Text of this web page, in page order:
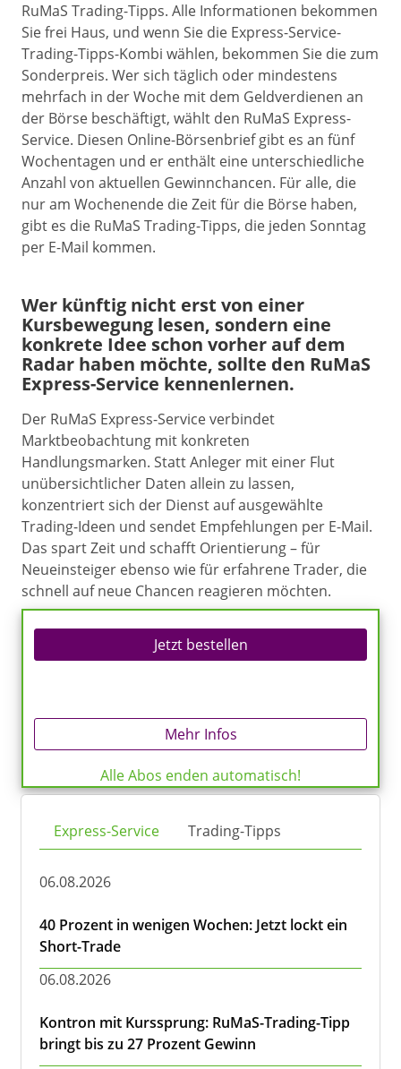
RuMaS Trading-Tipps. Alle Informationen bekommen
Sie frei Haus, und wenn Sie die Express-Service-
Trading-Tipps-Kombi wählen, bekommen Sie die zum
Sonderpreis. Wer sich täglich oder mindestens
mehrfach in der Woche mit dem Geldverdienen an
der Börse beschäftigt, wählt den RuMaS Express-
Service. Diesen Online-Börsenbrief gibt es an fünf
Wochentagen und er enthält eine unterschiedliche
Anzahl von aktuellen Gewinnchancen. Für alle, die
nur am Wochenende die Zeit für die Börse haben,
gibt es die RuMaS Trading-Tipps, die jeden Sonntag
per E-Mail kommen.
Wer künftig nicht erst von einer
Kursbewegung lesen, sondern eine
konkrete Idee schon vorher auf dem
Radar haben möchte, sollte den RuMaS
Express-Service kennenlernen.
Der RuMaS Express-Service verbindet
Marktbeobachtung mit konkreten
Handlungsmarken. Statt Anleger mit einer Flut
unübersichtlicher Daten allein zu lassen,
konzentriert sich der Dienst auf ausgewählte
Trading-Ideen und sendet Empfehlungen per E-Mail.
Das spart Zeit und schafft Orientierung – für
Neueinsteiger ebenso wie für erfahrene Trader, die
schnell auf neue Chancen reagieren möchten.
Jetzt bestellen
Mehr Infos
Alle Abos enden automatisch!
Express-Service Trading-Tipps
06.08.2026
40 Prozent in wenigen Wochen: Jetzt lockt ein
Short-Trade
06.08.2026
Kontron mit Kurssprung: RuMaS-Trading-Tipp
bringt bis zu 27 Prozent Gewinn